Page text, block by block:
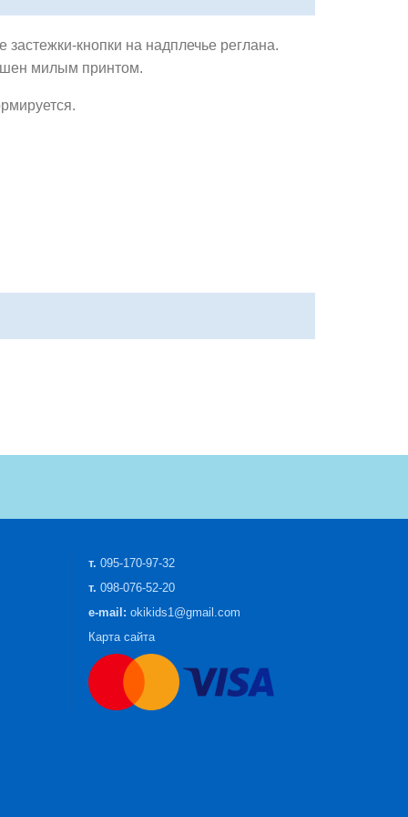
кнопки на надплечье реглана.
милым принтом.
т. 095-170-97-32
т. 098-076-52-20
e-mail: okikids1@gmail.com
Карта сайта